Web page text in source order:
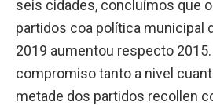
seis cidades, concluímos que
partidos coa política municipal
2019 aumentou respecto
compromiso tanto a nivel
metade dos partidos recollen